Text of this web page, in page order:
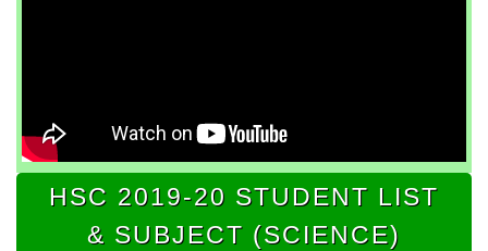
HSC 2019-20 STUDENT LIST
& SUBJECT (SCIENCE)